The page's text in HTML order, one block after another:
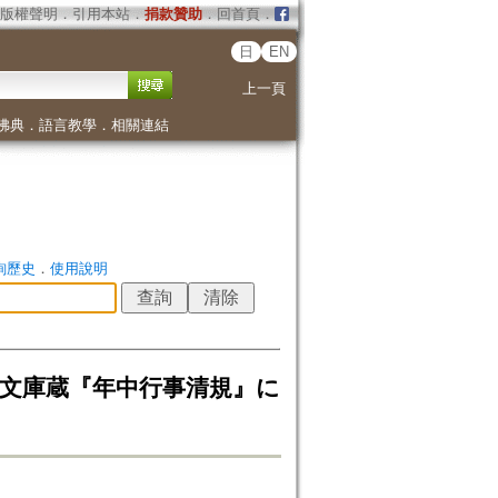
版權聲明 ． 引用本站． 捐款贊助．回首頁．
日 EN
上一頁
典． 語言教學． 相關連結
歷史 ． 使用說明
庫蔵『年中行事清規』に